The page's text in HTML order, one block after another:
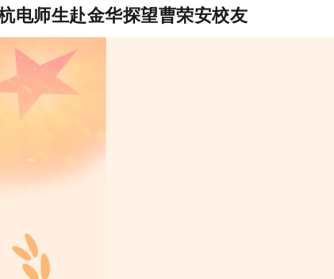
电师生赴金华探望曹荣安校友